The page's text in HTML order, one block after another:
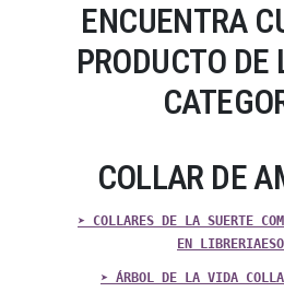
ENCUENTRA
PRODUCTO
COLLAR DE
➤ COLLARES DE LA SUERTE
EN
➤ ÁRBOL DE LA VIDA